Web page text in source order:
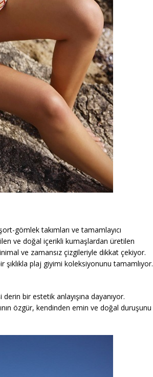
gömlek takımları ve tamamlayıcı
ve doğal içerikli kumaşlardan üretilen
ve zamansız çizgileriyle dikkat çekiyor.
şıklıkla plaj giyimi koleksiyonunu tamamlıyor.
bir estetik anlayışına dayanıyor.
özgür, kendinden emin ve doğal duruşunu